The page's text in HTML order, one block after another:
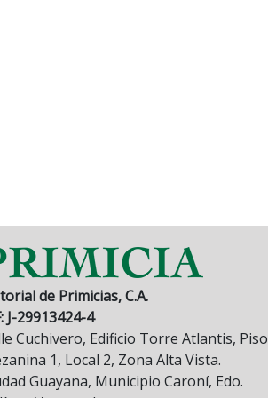
de Primicias, C.A.
J-29913424-4
Cuchivero, Edificio Torre Atlantis, Piso
1, Local 2, Zona Alta Vista.
Guayana, Municipio Caroní, Edo.